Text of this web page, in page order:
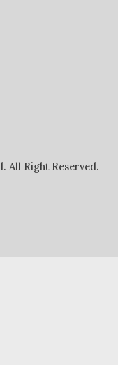
All Right Reserved.